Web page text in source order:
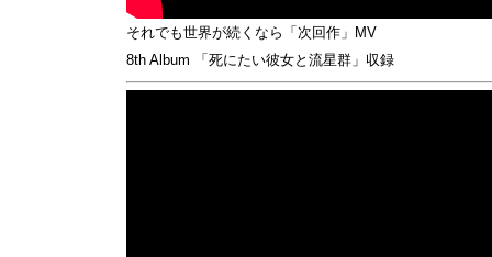
それでも世界が続くなら「次回作」MV
8th Album 「死にたい彼女と流星群」収録